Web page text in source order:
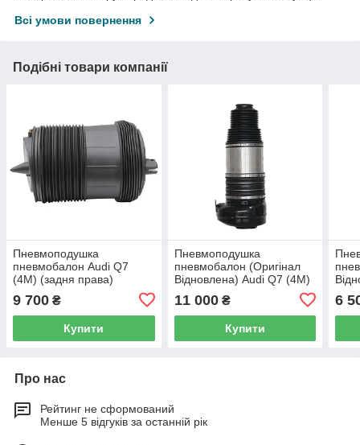
Всі умови повернення
Подібні товари компанії
Пневмоподушка
пневмобалон Audi Q7
(4M) (задня права)
9 700 ₴
Купити
Пневмоподушка
пневмобалон (Оригінал
Відновлена) Audi Q7 (4M)
11 000₴
Купити
6
Про нас
Рейтинг не сформований
Менше 5 відгуків за останній рік